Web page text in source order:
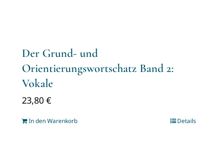
Der Grund- und
Orientierungswortschatz Band 2:
Vokale
23,80 €
In den Warenkorb Details